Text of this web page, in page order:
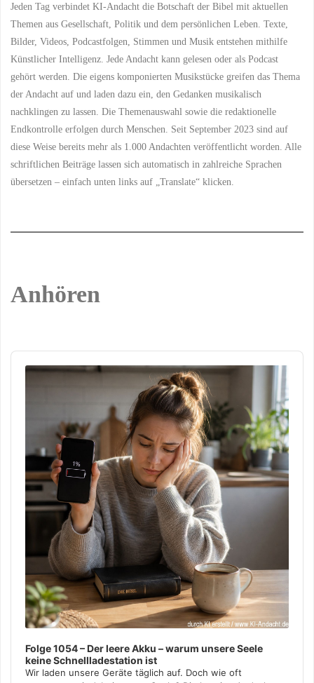
Jeden Tag verbindet KI-Andacht die Botschaft der Bibel mit aktuellen
Themen aus Gesellschaft, Politik und dem persönlichen Leben. Texte,
Bilder, Videos, Podcastfolgen, Stimmen und Musik entstehen mithilfe
Künstlicher Intelligenz. Jede Andacht kann gelesen oder als Podcast
gehört werden. Die eigens komponierten Musikstücke greifen das Thema
der Andacht auf und laden dazu ein, den Gedanken musikalisch
nachklingen zu lassen. Die Themenauswahl sowie die redaktionelle
Endkontrolle erfolgen durch Menschen. Seit September 2023 sind auf
diese Weise bereits mehr als 1.000 Andachten veröffentlicht worden. Alle
schriftlichen Beiträge lassen sich automatisch in zahlreiche Sprachen
übersetzen – einfach unten links auf „Translate“ klicken.
Anhören
Audio
Player
Folge 1054 – Der leere Akku – warum unsere Seele
keine Schnellladestation ist
Wir laden unsere Geräte täglich auf. Doch wie oft